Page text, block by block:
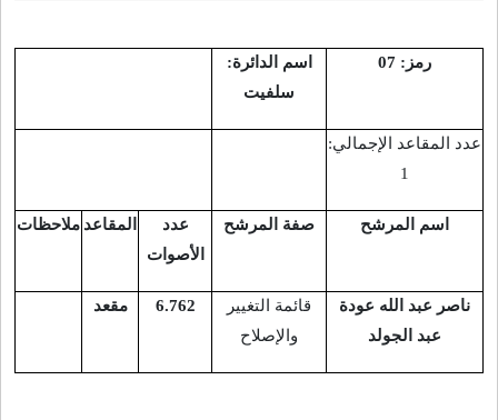
رمز: 07
اسم الدائرة:
سلفيت
عدد المقاعد الإجمالي:
1
اسم المرشح صفة المرشح
عدد
الأصوات
المقاعد ملاحظات
ناصر عبد الله عودة
عبد الجولد
قائمة التغيير
والإصلاح
6.762 مقعد